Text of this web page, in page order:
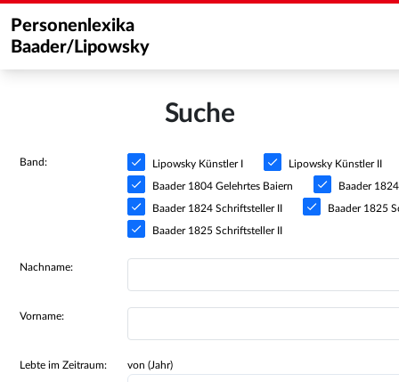
Personenlexika
Baader/Lipowsky
Suche
Band: Lipowsky Künstler I Lipowsky Künstler II
Baader 1804 Gelehrtes Baiern Baader
Baader 1824 Schriftsteller II Baader 1825
Baader 1825 Schriftsteller II
Nachname:
Vorname:
Lebte im Zeitraum: von (Jahr)